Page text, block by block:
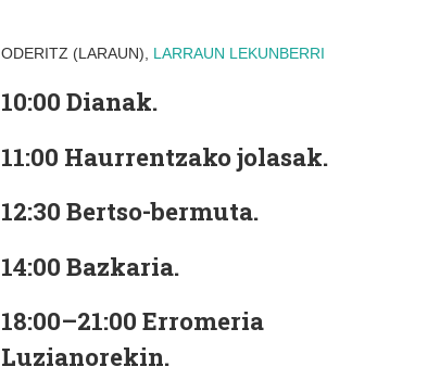
ODERITZ (LARAUN), LARRAUN LEKUNBERRI
10:00 Dianak.
11:00 Haurrentzako jolasak.
12:30 Bertso-bermuta.
14:00 Bazkaria.
18:00–21:00 Erromeria
Luzianorekin.